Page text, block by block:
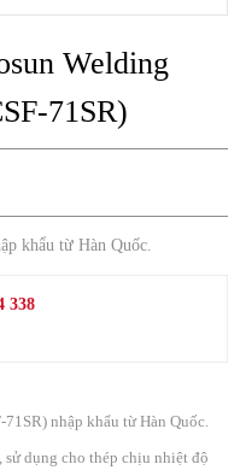
Welding
71SR)
khẩu từ Hàn Quốc.
338
nhập khẩu từ Hàn Quốc.
dụng cho thép chịu nhiệt độ